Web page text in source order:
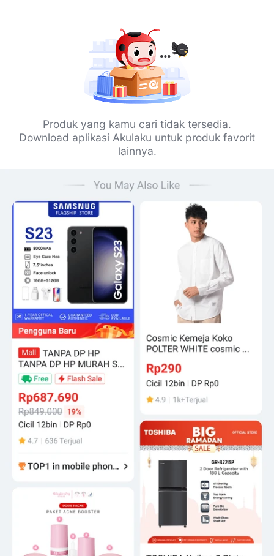
Produk yang kamu cari tidak tersedia.
Download aplikasi Akulaku untuk produk favorit
lainnya.